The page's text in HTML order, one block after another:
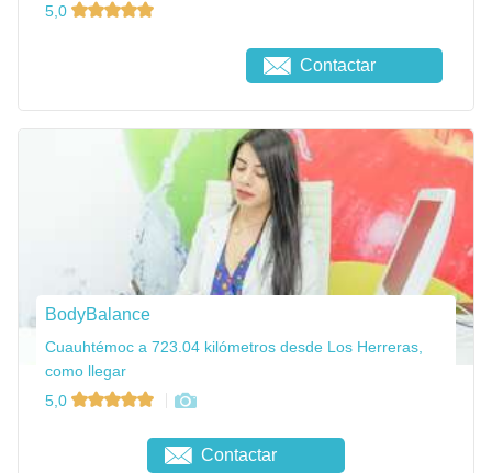
5,0
Contactar
BodyBalance
Cuauhtémoc a 723.04 kilómetros desde Los Herreras,
como llegar
5,0
Contactar